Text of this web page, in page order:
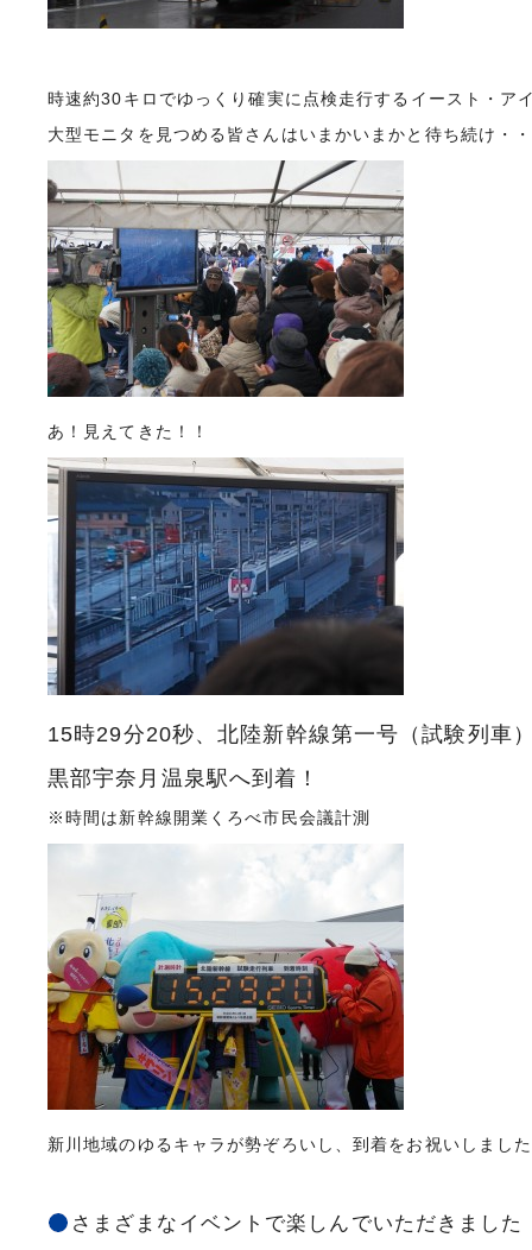
時速約30キロでゆっくり確実に点検走行するイースト・ア
大型モニタを見つめる皆さんはいまかいまかと待ち続け・
あ！見えてきた！！
15時29分20秒、北陸新幹線第一号（試験列車
黒部宇奈月温泉駅へ到着！
※時間は新幹線開業くろべ市民会議計測
新川地域のゆるキャラが勢ぞろいし、到着をお祝いしまし
さまざまなイベントで楽しんでいただきました